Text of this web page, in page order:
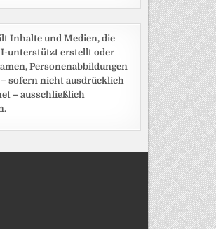
Inhalte und Medien, die
unterstützt erstellt oder
Personenabbildungen
sofern nicht ausdrücklich
– ausschließlich